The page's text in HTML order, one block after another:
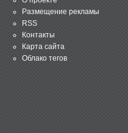
Размещение рекламы
RSS
Контакты
Карта сайта
Облако тегов